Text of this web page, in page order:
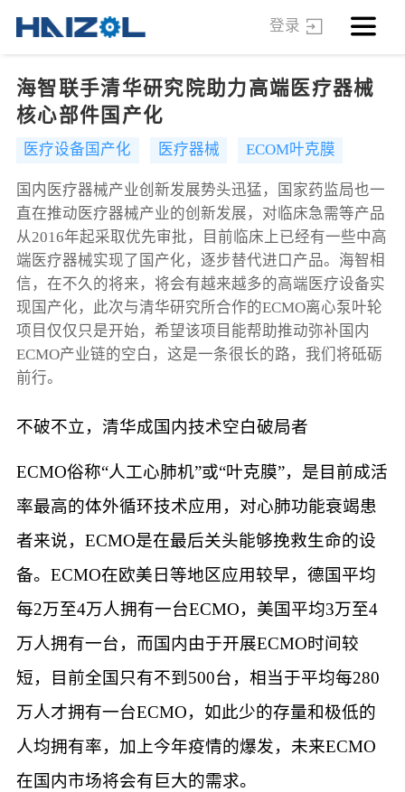
登录
海智联手清华研究院助力高端医疗器械
核心部件国产化
医疗设备国产化 医疗器械 ECOM叶克膜
国内医疗器械产业创新发展势头迅猛，国家药监局也一
直在推动医疗器械产业的创新发展，对临床急需等产品
从2016年起采取优先审批，目前临床上已经有一些中高
端医疗器械实现了国产化，逐步替代进口产品。海智相
信，在不久的将来，将会有越来越多的高端医疗设备实
现国产化，此次与清华研究所合作的ECMO离心泵叶轮
项目仅仅只是开始，希望该项目能帮助推动弥补国内
ECMO产业链的空白，这是一条很长的路，我们将砥砺
前行。
不破不立，清华成国内技术空白破局者
ECMO俗称“人工心肺机”或“叶克膜”，是目前成活
率最高的体外循环技术应用，对心肺功能衰竭患
者来说，ECMO是在最后关头能够挽救生命的设
备。ECMO在欧美日等地区应用较早，德国平均
每2万至4万人拥有一台ECMO，美国平均3万至4
万人拥有一台，而国内由于开展ECMO时间较
短，目前全国只有不到500台，相当于平均每280
万人才拥有一台ECMO，如此少的存量和极低的
人均拥有率，加上今年疫情的爆发，未来ECMO
在国内市场将会有巨大的需求。